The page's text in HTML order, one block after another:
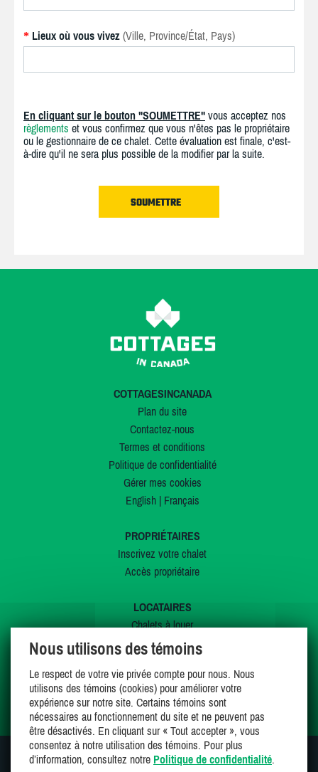
* Lieux où vous vivez (Ville, Province/État, Pays)
En cliquant sur le bouton "SOUMETTRE" vous acceptez nos
règlements et vous confirmez que vous n'êtes pas le propriétaire
ou le gestionnaire de ce chalet. Cette évaluation est finale, c'est-
à-dire qu'il ne sera plus possible de la modifier par la suite.
COTTAGESINCANADA
Plan du site
Contactez-nous
Termes et conditions
Politique de confidentialité
Gérer mes cookies
English| Français
PROPRIÉTAIRES
Inscrivez votre chalet
Accès propriétaire
LOCATAIRES
Chalets à louer
Chalets à vendre
Offres spéciales
Mes favoris
SUIVEZ-NOUS SUR
Nous utilisons des témoins
Le respect de votre vie privée compte pour nous. Nous
utilisons des témoins (cookies) pour améliorer votre
expérience sur notre site. Certains témoins sont
nécessaires au fonctionnement du site et ne peuvent pas
être désactivés. En cliquant sur « Tout accepter », vous
consentez à notre utilisation des témoins. Pour plus
d’information, consultez notre Politique de confidentialité.